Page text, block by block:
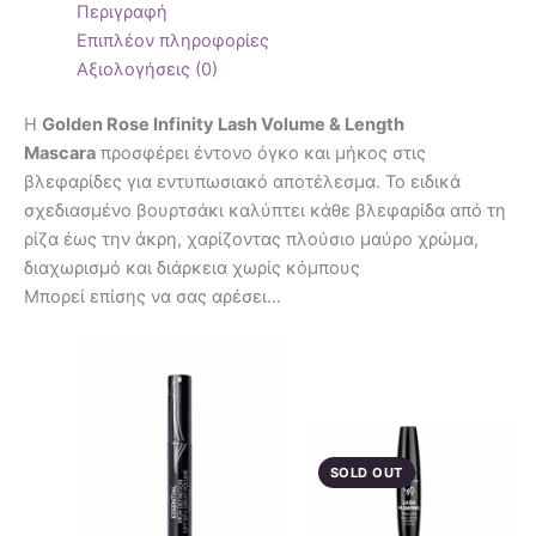
Περιγραφή
Επιπλέον πληροφορίες
Αξιολογήσεις (0)
Η Golden Rose Infinity Lash Volume & Length
Mascara προσφέρει έντονο όγκο και μήκος στις
βλεφαρίδες για εντυπωσιακό αποτέλεσμα. Το ειδικά
σχεδιασμένο βουρτσάκι καλύπτει κάθε βλεφαρίδα από τη
ρίζα έως την άκρη, χαρίζοντας πλούσιο μαύρο χρώμα,
διαχωρισμό και διάρκεια χωρίς κόμπους
Μπορεί επίσης να σας αρέσει…
SOLD OUT